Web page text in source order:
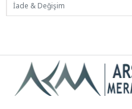
İade & Değişim